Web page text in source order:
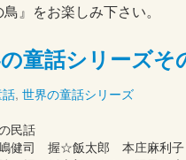
』をお楽しみ下さい。
童話シリーズそ
, 世界の童話シリーズ
民話
嶋健司 握☆飯太郎 本庄麻